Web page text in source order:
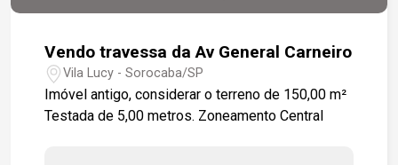
Vendo travessa da Av General Carneiro
Vila Lucy - Sorocaba/SP
Imóvel antigo, considerar o terreno de 150,00 m²
Testada de 5,00 metros. Zoneamento Central